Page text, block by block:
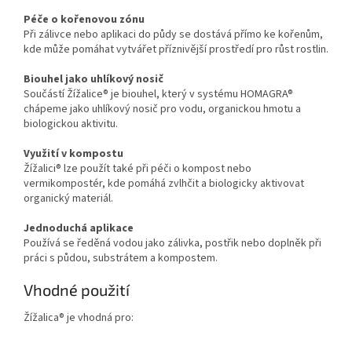
Péče o kořenovou zónu
Při zálivce nebo aplikaci do půdy se dostává přímo ke kořenům,
kde může pomáhat vytvářet příznivější prostředí pro růst rostlin.
Biouhel jako uhlíkový nosič
Součástí Žížalice® je biouhel, který v systému HOMAGRA®
chápeme jako uhlíkový nosič pro vodu, organickou hmotu a
biologickou aktivitu.
Využití v kompostu
Žížalici® lze použít také při péči o kompost nebo
vermikompostér, kde pomáhá zvlhčit a biologicky aktivovat
organický materiál.
Jednoduchá aplikace
Používá se ředěná vodou jako zálivka, postřik nebo doplněk při
práci s půdou, substrátem a kompostem.
Vhodné použití
Žížalica® je vhodná pro: